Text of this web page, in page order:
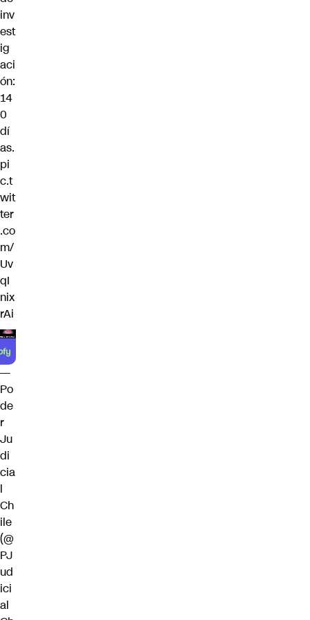
inv
est
ig
aci
ón:
14
0
dí
as.
pi
c.t
wit
ter
.co
m/
Uv
qI
nix
rAi
—
Po
de
r
Ju
di
cia
l
Ch
ile
(@
PJ
ud
ici
al